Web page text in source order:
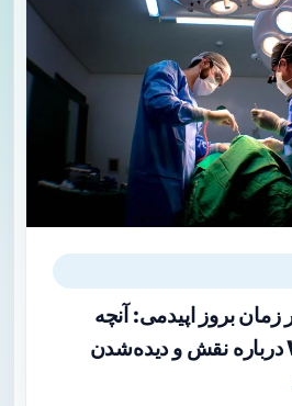
بروز اپیدمی: آنچه
گزارش‌های WHO درباره نقش و دیده‌شدن